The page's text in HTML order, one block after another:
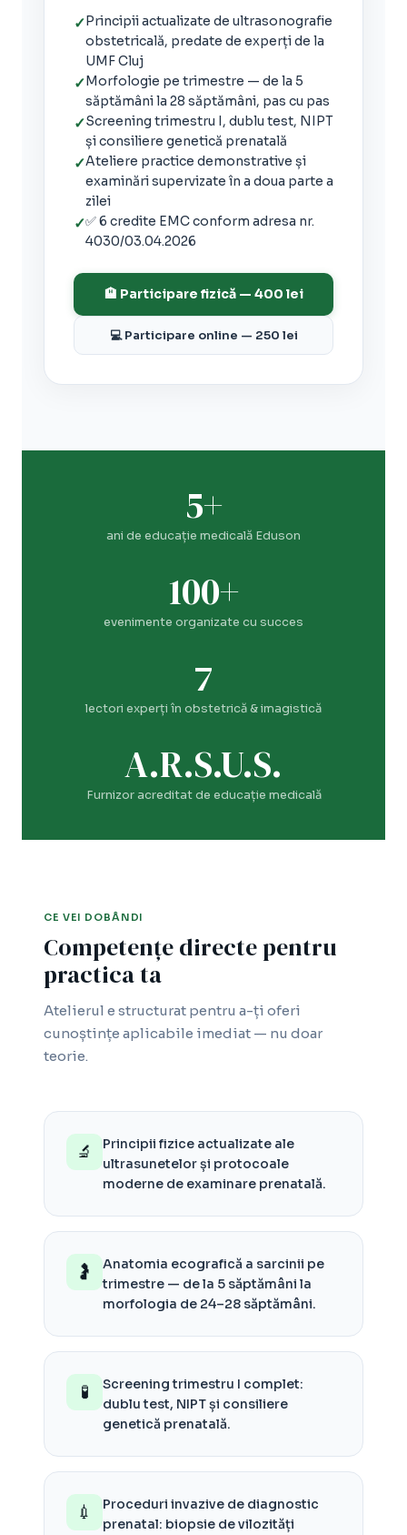
✓Principii actualizate de ultrasonografie
obstetricală, predate de experți de la
UMF Cluj
✓Morfologie pe trimestre — de la 5
săptămâni la 28 săptămâni, pas cu pas
✓Screening trimestru I, dublu test, NIPT
și consiliere genetică prenatală
✓Ateliere practice demonstrative și
examinări supervizate în a doua parte a
zilei
✓✅ 6 credite EMC conform adresa nr.
4030/03.04.2026
🏨 Participare fizică — 400 lei
💻 Participare online — 250 lei
5+
ani de educație medicală Eduson
100+
evenimente organizate cu succes
7
lectori experți în obstetrică & imagistică
A.R.S.U.S.
Furnizor acreditat de educație medicală
CE VEI DOBÂNDI
Competențe directe pentru
practica ta
Atelierul e structurat pentru a-ți oferi
cunoștințe aplicabile imediat — nu doar
teorie.
🔬
Principii fizice actualizate ale
ultrasunetelor și protocoale
moderne de examinare prenatală.
🤰
Anatomia ecografică a sarcinii pe
trimestre — de la 5 săptămâni la
morfologia de 24–28 săptămâni.
🧪
Screening trimestru I complet:
dublu test, NIPT și consiliere
genetică prenatală.
💉
Proceduri invazive de diagnostic
prenatal: biopsie de vilozități